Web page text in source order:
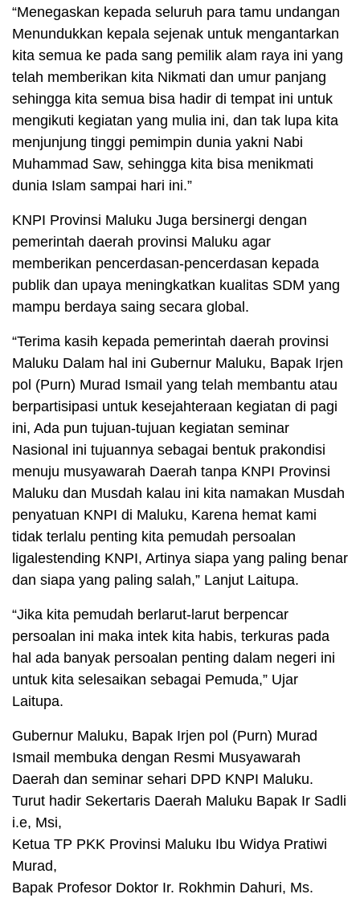
“Menegaskan kepada seluruh para tamu undangan
Menundukkan kepala sejenak untuk mengantarkan
kita semua ke pada sang pemilik alam raya ini yang
telah memberikan kita Nikmati dan umur panjang
sehingga kita semua bisa hadir di tempat ini untuk
mengikuti kegiatan yang mulia ini, dan tak lupa kita
menjunjung tinggi pemimpin dunia yakni Nabi
Muhammad Saw, sehingga kita bisa menikmati
dunia Islam sampai hari ini.”
KNPI Provinsi Maluku Juga bersinergi dengan
pemerintah daerah provinsi Maluku agar
memberikan pencerdasan-pencerdasan kepada
publik dan upaya meningkatkan kualitas SDM yang
mampu berdaya saing secara global.
“Terima kasih kepada pemerintah daerah provinsi
Maluku Dalam hal ini Gubernur Maluku, Bapak Irjen
pol (Purn) Murad Ismail yang telah membantu atau
berpartisipasi untuk kesejahteraan kegiatan di pagi
ini, Ada pun tujuan-tujuan kegiatan seminar
Nasional ini tujuannya sebagai bentuk prakondisi
menuju musyawarah Daerah tanpa KNPI Provinsi
Maluku dan Musdah kalau ini kita namakan Musdah
penyatuan KNPI di Maluku, Karena hemat kami
tidak terlalu penting kita pemudah persoalan
ligalestending KNPI, Artinya siapa yang paling benar
dan siapa yang paling salah,” Lanjut Laitupa.
“Jika kita pemudah berlarut-larut berpencar
persoalan ini maka intek kita habis, terkuras pada
hal ada banyak persoalan penting dalam negeri ini
untuk kita selesaikan sebagai Pemuda,” Ujar
Laitupa.
Gubernur Maluku, Bapak Irjen pol (Purn) Murad
Ismail membuka dengan Resmi Musyawarah
Daerah dan seminar sehari DPD KNPI Maluku.
Turut hadir Sekertaris Daerah Maluku Bapak Ir Sadli
i.e, Msi,
Ketua TP PKK Provinsi Maluku Ibu Widya Pratiwi
Murad,
Bapak Profesor Doktor Ir. Rokhmin Dahuri, Ms.